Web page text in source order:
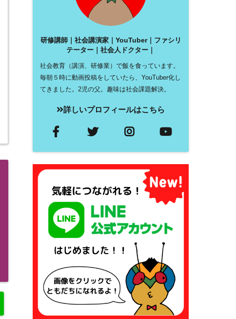
研修講師｜社会講演家｜YouTuber｜ファシリ
テーター｜社会人ドクター｜
社会教育（講演、研修業）で飯を食っています。
毎朝５時に動画投稿をしていたら、YouTuber化し
てきました。2児の父。趣味は社会課題解決。
詳しいプロフィールはこちら